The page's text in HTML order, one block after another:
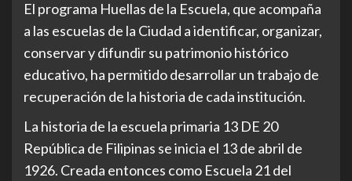
El programa Huellas de la Escuela, que acompaña
a las escuelas de la Ciudad a identificar, organizar,
conservar y difundir su patrimonio histórico
educativo, ha permitido desarrollar un trabajo de
recuperación de la historia de cada institución.
La historia de la escuela primaria 13 DE 20
República de Filipinas se inicia el 13 de abril de
1926. Creada entonces como Escuela 21 del